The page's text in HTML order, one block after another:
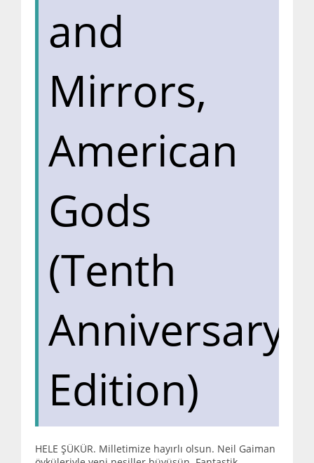
and
Mirrors,
American
Gods
(Tenth
Anniversary
Edition)
HELE ŞÜKÜR. Milletimize hayırlı olsun. Neil Gaiman